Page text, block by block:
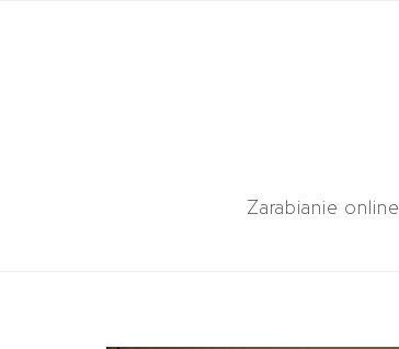
Zarabianie online